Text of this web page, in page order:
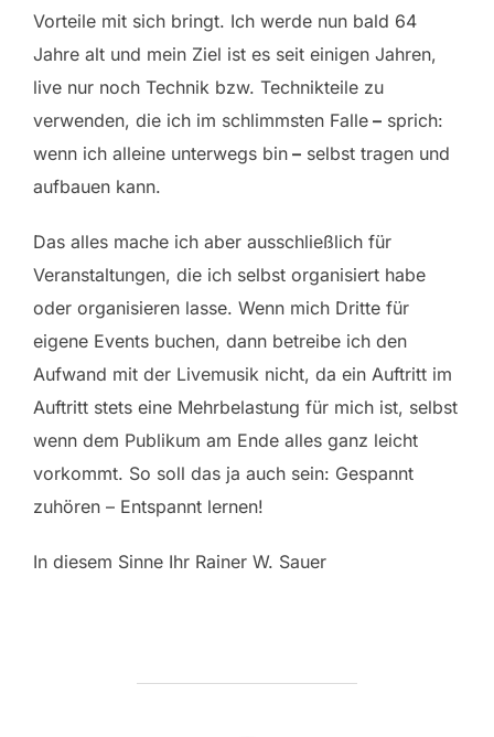
Vorteile mit sich bringt. Ich werde nun bald 64
Jahre alt und mein Ziel ist es seit einigen Jahren,
live nur noch Technik bzw. Technikteile zu
verwenden, die ich im schlimmsten Falle – sprich:
wenn ich alleine unterwegs bin – selbst tragen und
aufbauen kann.
Das alles mache ich aber ausschließlich für
Veranstaltungen, die ich selbst organisiert habe
oder organisieren lasse. Wenn mich Dritte für
eigene Events buchen, dann betreibe ich den
Aufwand mit der Livemusik nicht, da ein Auftritt im
Auftritt stets eine Mehrbelastung für mich ist, selbst
wenn dem Publikum am Ende alles ganz leicht
vorkommt. So soll das ja auch sein: Gespannt
zuhören – Entspannt lernen!
In diesem Sinne Ihr Rainer W. Sauer